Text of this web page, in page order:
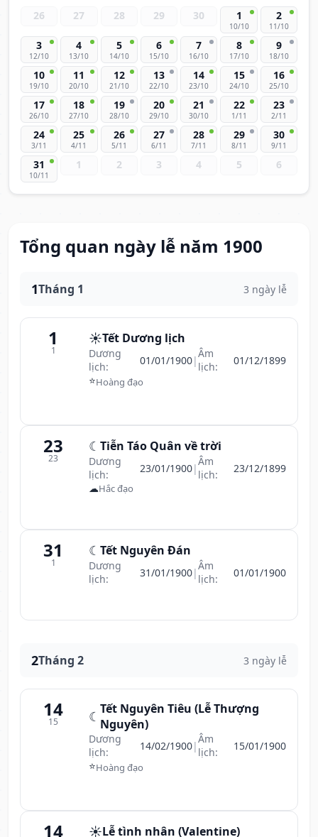
26 27 28 29 30 1
10/10
2
11/10
3
12/10
4
13/10
5
14/10
6
15/10
7
16/10
8
17/10
9
18/10
10
19/10
11
20/10
12
21/10
13
22/10
14
23/10
15
24/10
16
25/10
17
26/10
18
27/10
19
28/10
20
29/10
21
30/10
22
1/11
23
2/11
24
3/11
25
4/11
26
5/11
27
6/11
28
7/11
29
8/11
30
9/11
31
10/11
1 2 3 4 5 6
Tổng quan ngày lễ năm 1900
1Tháng 1 3 ngày lễ
1
1
☀️Tết Dương lịch
Dương
lịch:
01/01/1900|Âm
lịch:
01/12/1899
⭐Hoàng đạo
23
23
☾ Tiễn Táo Quân về trời
Dương
lịch:
23/01/1900|Âm
lịch:
23/12/1899
☁Hắc đạo
31
1
☾ Tết Nguyên Đán
Dương
lịch:
31/01/1900|Âm
lịch:
01/01/1900
2Tháng 2 3 ngày lễ
14
15 ☾ Tết Nguyên Tiêu (Lễ Thượng
Nguyên)
Dương
lịch:
14/02/1900|Âm
lịch:
15/01/1900
⭐Hoàng đạo
14 ☀️Lễ tình nhân (Valentine)